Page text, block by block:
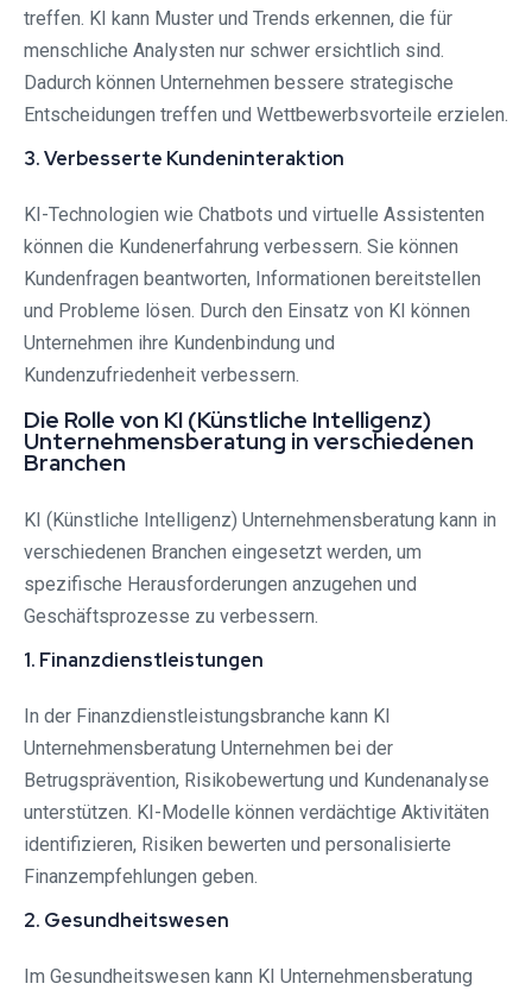
treffen. KI kann Muster und Trends erkennen, die für
menschliche Analysten nur schwer ersichtlich sind.
Dadurch können Unternehmen bessere strategische
Entscheidungen treffen und Wettbewerbsvorteile erzielen.
3. Verbesserte Kundeninteraktion
KI-Technologien wie Chatbots und virtuelle Assistenten
können die Kundenerfahrung verbessern. Sie können
Kundenfragen beantworten, Informationen bereitstellen
und Probleme lösen. Durch den Einsatz von KI können
Unternehmen ihre Kundenbindung und
Kundenzufriedenheit verbessern.
Die Rolle von KI (Künstliche Intelligenz)
Unternehmensberatung in verschiedenen
Branchen
KI (Künstliche Intelligenz) Unternehmensberatung kann in
verschiedenen Branchen eingesetzt werden, um
spezifische Herausforderungen anzugehen und
Geschäftsprozesse zu verbessern.
1. Finanzdienstleistungen
In der Finanzdienstleistungsbranche kann KI
Unternehmensberatung Unternehmen bei der
Betrugsprävention, Risikobewertung und Kundenanalyse
unterstützen. KI-Modelle können verdächtige Aktivitäten
identifizieren, Risiken bewerten und personalisierte
Finanzempfehlungen geben.
2. Gesundheitswesen
Im Gesundheitswesen kann KI Unternehmensberatung